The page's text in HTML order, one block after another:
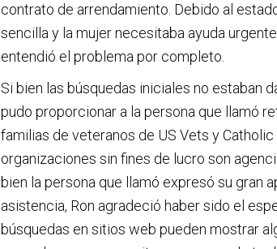
contrato de arrendamiento. Debido al
sencilla y la mujer necesitaba ayuda
entendió el problema por completo.
Si bien las búsquedas iniciales no estaban
pudo proporcionar a la persona que llamó
familias de veteranos de US Vets y
organizaciones sin fines de lucro son
bien la persona que llamó expresó su gran
asistencia, Ron agradeció haber sido el
búsquedas en sitios web pueden mostrar